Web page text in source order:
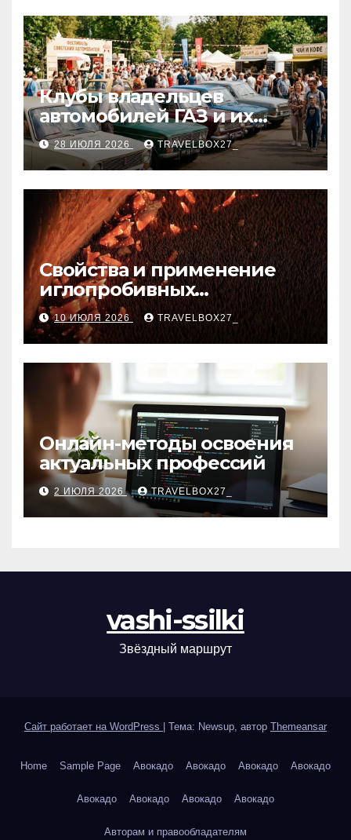
Клубы владельцев
автомобилей ГАЗ и их
мероприятия
28 ИЮЛЯ 2026 TRAVELBOX27_
Свойства и применение
иглопробивных
базальтовых огнеупорных
матов
10 ИЮЛЯ 2026 TRAVELBOX27_
Онлайн-методы освоения
актуальных профессий
2 ИЮЛЯ 2026 TRAVELBOX27_
vashi-ssilki
Звёздный маршрут
Сайт работает на WordPress Тема: Newsup, автор Themeansar
Home Sample Page Авокадо Авокадо Авокадо Авокадо
Авокадо Авокадо Авокадо Авокадо
Авторам и правообладателям